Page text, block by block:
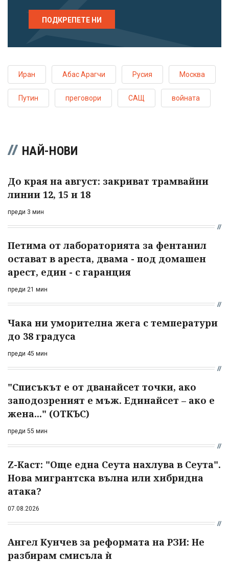
ПОДКРЕПЕТЕ НИ
Иран Абас Арагчи Русия Москва
Путин преговори САЩ войната
НАЙ-НОВИ
До края на август: закриват трамвайни
линии 12, 15 и 18
преди 3 мин
Петима от лабораторията за фентанил
остават в ареста, двама - под домашен
арест, един - с гаранция
преди 21 мин
Чака ни уморителна жега с температури
до 38 градуса
преди 45 мин
"Списъкът е от дванайсет точки, ако
заподозреният е мъж. Единайсет – ако е
жена..." (ОТКЪС)
преди 55 мин
Z-Каст: "Още една Сеута нахлува в Сеута".
Нова мигрантска вълна или хибридна
атака?
07.08.2026
Ангел Кунчев за реформата на РЗИ: Не
разбирам смисъла ѝ